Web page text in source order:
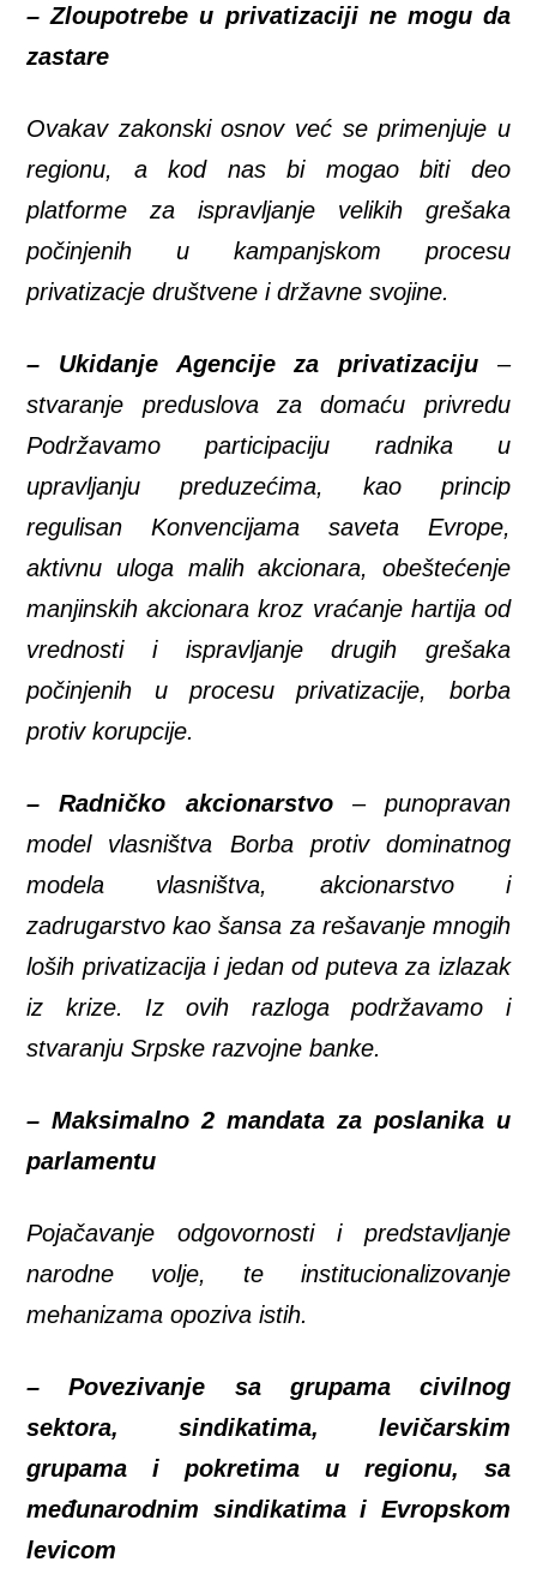
– Zloupotrebe u privatizaciji ne mogu da
zastare
Ovakav zakonski osnov već se primenjuje u
regionu, a kod nas bi mogao biti deo
platforme za ispravljanje velikih grešaka
počinjenih u kampanjskom procesu
privatizacje društvene i državne svojine.
– Ukidanje Agencije za privatizaciju–
stvaranje preduslova za domaću privredu
Podržavamo participaciju radnika u
upravljanju preduzećima, kao princip
regulisan Konvencijama saveta Evrope,
aktivnu uloga malih akcionara, obeštećenje
manjinskih akcionara kroz vraćanje hartija od
vrednosti i ispravljanje drugih grešaka
počinjenih u procesu privatizacije, borba
protiv korupcije.
– Radničko akcionarstvo– punopravan
model vlasništva Borba protiv dominatnog
modela vlasništva, akcionarstvo i
zadrugarstvo kao šansa za rešavanje mnogih
loših privatizacija i jedan od puteva za izlazak
iz krize. Iz ovih razloga podržavamo i
stvaranju Srpske razvojne banke.
– Maksimalno 2 mandata za poslanika u
parlamentu
Pojačavanje odgovornosti i predstavljanje
narodne volje, te institucionalizovanje
mehanizama opoziva istih.
–Povezivanje sa grupama civilnog
sektora, sindikatima, levičarskim
grupama i pokretima u regionu, sa
međunarodnim sindikatima i Evropskom
levicom